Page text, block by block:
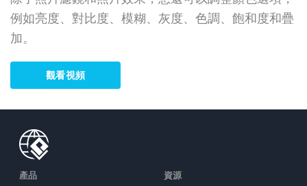
例如亮度、對比度、模糊、灰度、色調、飽和度和疊
加。
觀看視頻
產品 資源